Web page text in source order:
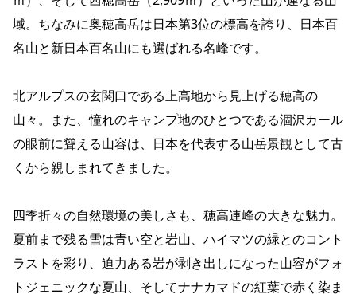
域。ちなみに奥穂高岳は日本第3位の標高を誇り、日本百
名山と新日本百名山にも選ばれる名峰です。
北アルプスの玄関口である上高地から見上げる穂高の
山々。また、憧れのキャンプ地のひとつである涸沢カール
の眼前に聳える山容は、日本を代表する山岳景観として古
くから親しまれてきました。
四季折々の自然環境の美しさも、穂高連峰の大きな魅力。
夏前まで残る雪は青い空と岩山、ハイマツの緑とのコント
ラストを彩り、迫力ある岩が剥き出しになった山容がフォ
トジェニックな夏山、そしてナナカマドの紅葉で赤く染ま